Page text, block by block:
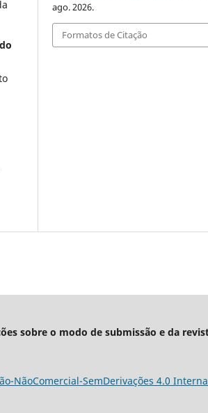
ago. 2026.
Formatos de Citação
sobre o modo de submissão e da
NãoComercial-SemDerivações 4.0